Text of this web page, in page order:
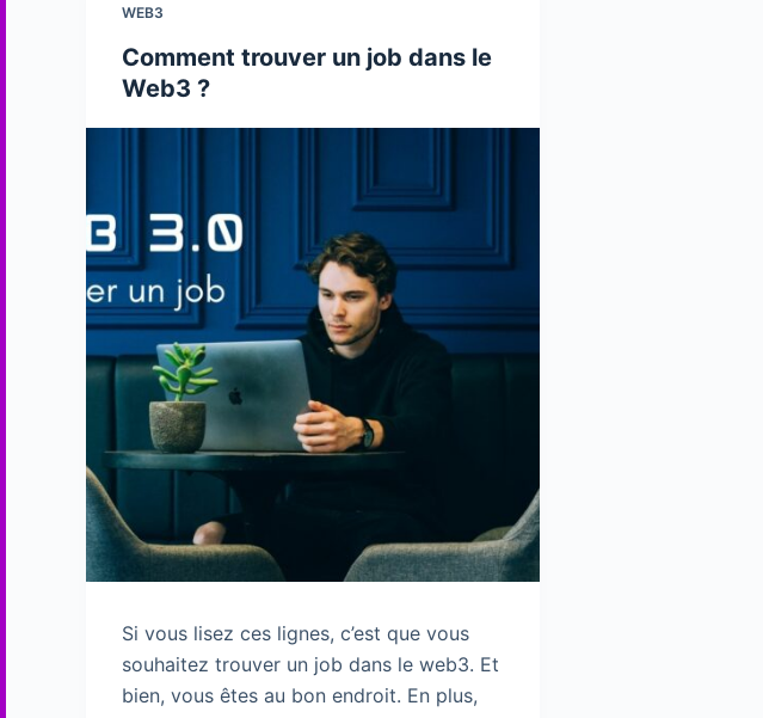
WEB3
Comment trouver un job dans le
Web3 ?
Si vous lisez ces lignes, c’est que vous
souhaitez trouver un job dans le web3. Et
bien, vous êtes au bon endroit. En plus,